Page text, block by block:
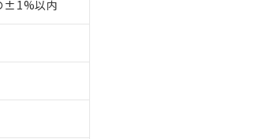
±1%以内
用に関して"
の「1.共同利用者の範囲」に記載され
ます。
過去に遡って非含有を証明するものではありませ
では、対応完了までの期間は出荷製品に未対応
た。
とから、特段のことがない限り、2022年1月12日